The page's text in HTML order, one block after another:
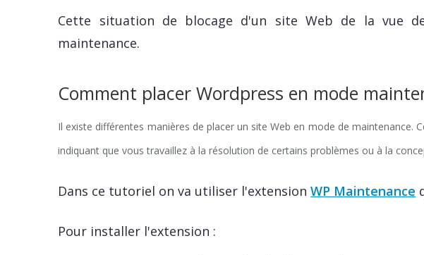
Cette situation de blocage d'un site Web de la vue
maintenance.
Comment placer Wordpress en mode
Il existe différentes manières de placer un site Web en mode de maintenance.
indiquant que vous travaillez à la résolution de certains problèmes ou à la
Dans ce tutoriel on va utiliser l'extension WP Maintenance
Pour installer l'extension :